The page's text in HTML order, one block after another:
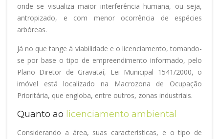
onde se visualiza maior interferência humana, ou seja,
antropizado, e com menor ocorrência de espécies
arbóreas.
Já no que tange à viabilidade e o licenciamento, tomando-
se por base o tipo de empreendimento informado, pelo
Plano Diretor de Gravataí, Lei Municipal 1541/2000, o
imóvel está localizado na Macrozona de Ocupação
Prioritária, que engloba, entre outros, zonas industriais.
Quanto ao licenciamento ambiental
Considerando a área, suas características, e o tipo de